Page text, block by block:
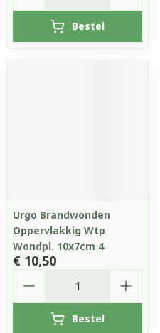
Bestel
Urgo Brandwonden
Oppervlakkig Wtp
Wondpl. 10x7cm 4
€ 10,50
Bestel